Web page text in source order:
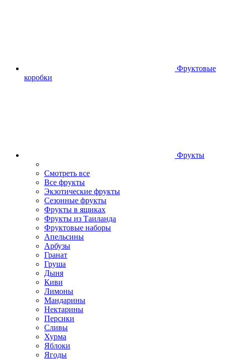
Фруктовые
коробки
Фрукты
Смотреть все
Все фрукты
Экзотические фрукты
Сезонные фрукты
Фрукты в ящиках
Фрукты из Таиланда
Фруктовые наборы
Апельсины
Арбузы
Гранат
Груша
Дыня
Киви
Лимоны
Мандарины
Нектарины
Персики
Сливы
Хурма
Яблоки
Ягоды